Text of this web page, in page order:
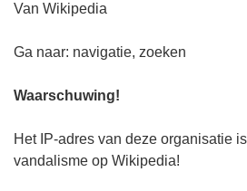
Van Wikipedia
Ga naar: navigatie, zoeken
Waarschuwing!
Het IP-adres van deze organisatie
vandalisme op Wikipedia!